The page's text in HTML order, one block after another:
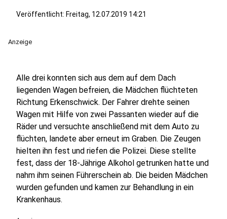
Veröffentlicht: Freitag, 12.07.2019 14:21
Anzeige
Alle drei konnten sich aus dem auf dem Dach
liegenden Wagen befreien, die Mädchen flüchteten
Richtung Erkenschwick. Der Fahrer drehte seinen
Wagen mit Hilfe von zwei Passanten wieder auf die
Räder und versuchte anschließend mit dem Auto zu
flüchten, landete aber erneut im Graben. Die Zeugen
hielten ihn fest und riefen die Polizei. Diese stellte
fest, dass der 18-Jährige Alkohol getrunken hatte und
nahm ihm seinen Führerschein ab. Die beiden Mädchen
wurden gefunden und kamen zur Behandlung in ein
Krankenhaus.